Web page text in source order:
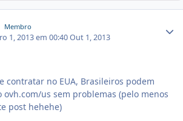
Membro
1, 2013 em 00:40Out 1, 2013
contratar no EUA, Brasileiros podem
us sem problemas (pelo menos
post hehehe)